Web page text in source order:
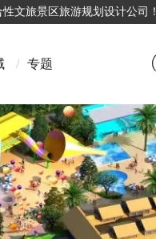
文旅景区旅游规划设计公司！
/ 专题